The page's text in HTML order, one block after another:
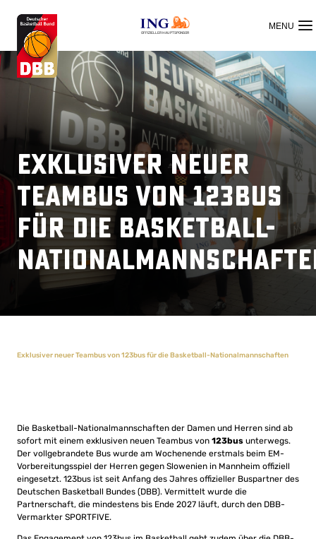
OFFIZIELLER HAUPTSPONSOR
Exklusiver neuer
Teambus von 123bus
für die Basketball-
Exklusiver neuer Teambus von 123bus für die Basketball-Nationalmannschaften
Die Basketball-Nationalmannschaften der Damen und Herren sind ab
sofort mit einem exklusiven neuen Teambus von 123bus unterwegs.
Der vollgebrandete Bus wurde am Wochenende erstmals beim EM-
Vorbereitungsspiel der Herren gegen Slowenien in Mannheim offiziell
eingesetzt. 123bus ist seit Anfang des Jahres offizieller Buspartner des
Deutschen Basketball Bundes (DBB). Vermittelt wurde die
Partnerschaft, die mindestens bis Ende 2027 läuft, durch den DBB-
Vermarkter SPORTFIVE.